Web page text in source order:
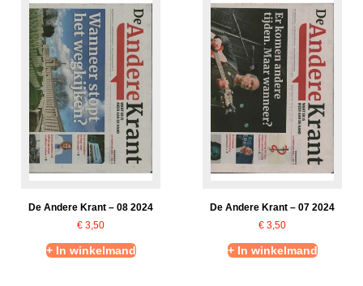
De Andere Krant – 08 2024
€ 3,50
+ In winkelmand
De Andere Krant – 07 2024
€ 3,50
+ In winkelmand